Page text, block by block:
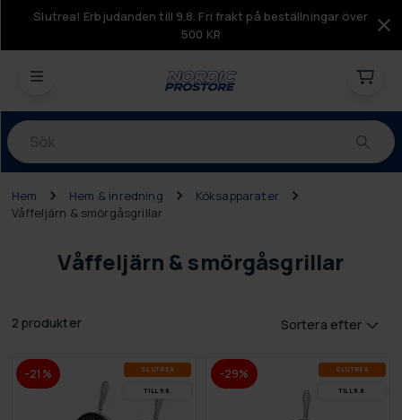
Slutrea! Erbjudanden till 9.8. Fri frakt på beställningar över
500 KR
Produkter
Hem Hem & inredning
Köksapparater
Våffeljärn & smörgåsgrillar
Våffeljärn & smörgåsgrillar
2 produkter Sortera efter
-21% SLUT­REA
TILL 9.8.
-29% SLUT­REA
TILL 9.8.